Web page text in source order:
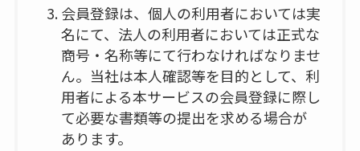
会員登録は、個人の利用者においては実
名にて、法人の利用者においては正式な
商号・名称等にて行わなければなりませ
ん。当社は本人確認等を目的として、利
用者による本サービスの会員登録に際し
て必要な書類等の提出を求める場合が
あります。